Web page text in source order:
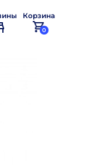
Корзина
0